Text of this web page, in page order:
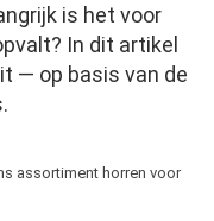
is het voor
In dit artikel
— op basis van de
assortiment horren voor